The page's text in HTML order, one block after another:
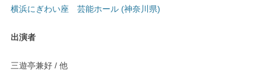
横浜にぎわい座 芸能ホール (神奈川県)
出演者
三遊亭兼好 / 他